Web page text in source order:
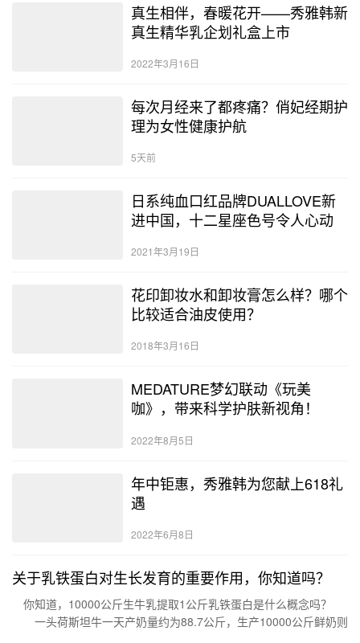
真生相伴，春暖花开——秀雅韩新
真生精华乳企划礼盒上市
2022年3月16日
每次月经来了都疼痛？俏妃经期护
理为女性健康护航
5天前
日系纯血口红品牌DUALLOVE新
进中国，十二星座色号令人心动
2021年3月19日
花印卸妆水和卸妆膏怎么样？哪个
比较适合油皮使用？
2018年3月16日
MEDATURE梦幻联动《玩美
咖》，带来科学护肤新视角！
2022年8月5日
年中钜惠，秀雅韩为您献上618礼
遇
2022年6月8日
关于乳铁蛋白对生长发育的重要作用，你知道吗？
你知道，10000公斤生牛乳提取1公斤乳铁蛋白是什么概念吗？
一头荷斯坦牛一天产奶量约为88.7公斤，生产10000公斤鲜奶则